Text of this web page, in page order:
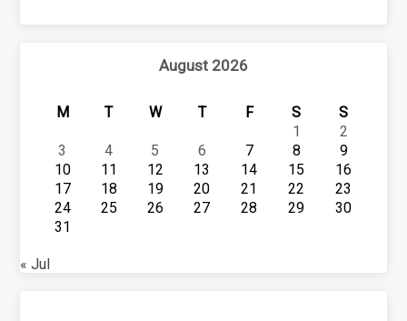
August 2026
M T W T F S
S
1
2
3
4 5 6 7 8
9
10
11 12 13 14 15
16
17
18 19 20 21 22
23
24
25 26 27 28 29
30
31
« Jul